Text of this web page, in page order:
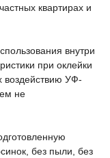
квартирах и
внутри
при оклейки
воздействию УФ-
не
без пыли, без